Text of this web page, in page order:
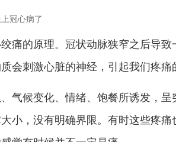
痛的原理。冠状动脉狭窄之后导
会刺激心脏的神经，引起我们疼痛
气候变化、情绪、饱餐所诱发，
小，没有明确界限。有时这些疼痛